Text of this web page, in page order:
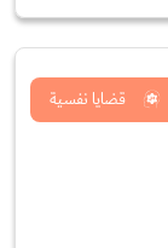
قضايا نفسية